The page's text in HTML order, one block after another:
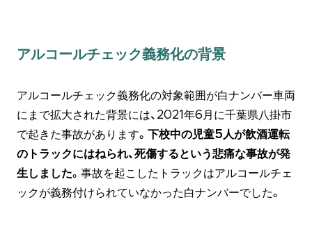
アルコールチェック義務化の背景
アルコールチェック義務化の対象範囲が白ナンバー車両
にまで拡大された背景には、2021年6月に千葉県八掛市
で起きた事故があります。
下校中の児童5人が飲酒運転
のトラックにはねられ、死傷するという悲痛な事故が発
生しました。事故を起こしたトラックはアルコールチェ
ックが義務付けられていなかった白ナンバーでした。